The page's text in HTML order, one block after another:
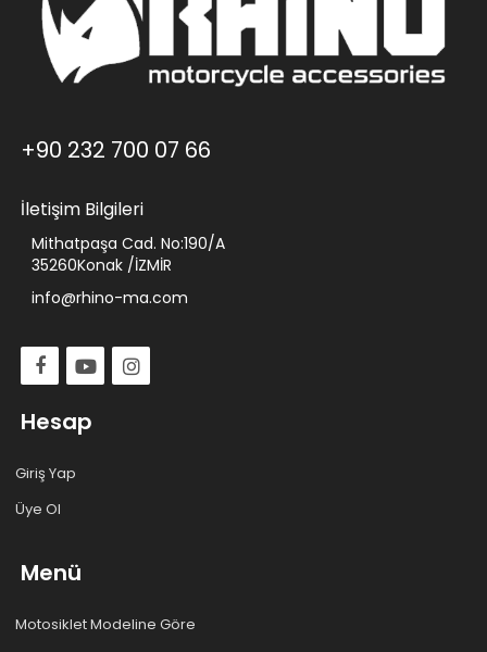
+90 232 700 07 66
İletişim Bilgileri
Mithatpaşa Cad. No:190/A
35260Konak /İZMİR
info@rhino-ma.com
Hesap
Giriş Yap
Üye Ol
Menü
Motosiklet Modeline Göre